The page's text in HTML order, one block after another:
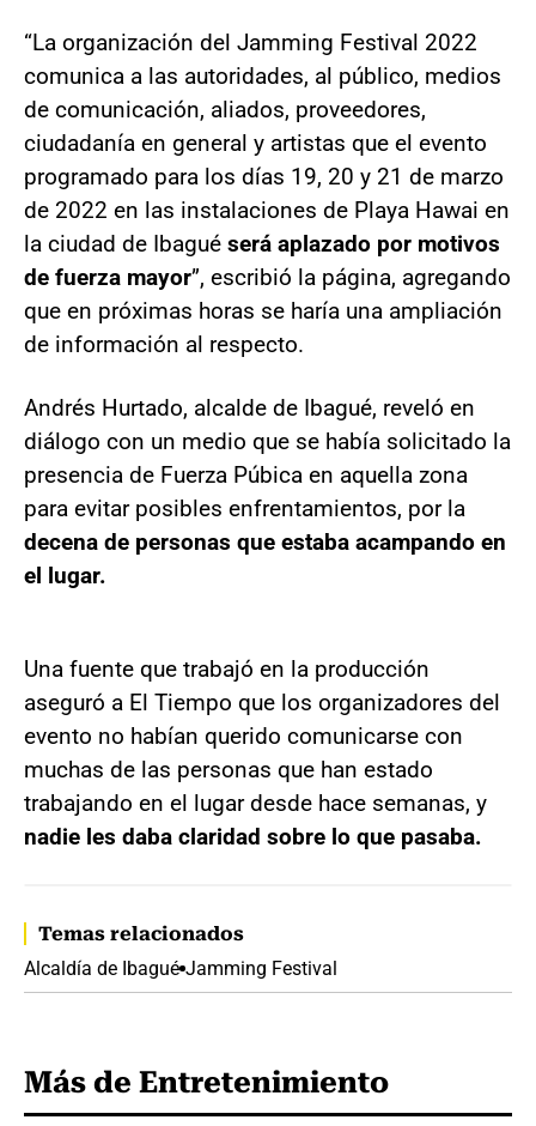
“La organización del Jamming Festival 2022
comunica a las autoridades, al público, medios
de comunicación, aliados, proveedores,
ciudadanía en general y artistas que el evento
programado para los días 19, 20 y 21 de marzo
de 2022 en las instalaciones de Playa Hawai en
la ciudad de Ibagué será aplazado por motivos
de fuerza mayor”, escribió la página, agregando
que en próximas horas se haría una ampliación
de información al respecto.
Andrés Hurtado, alcalde de Ibagué, reveló en
diálogo con un medio que se había solicitado la
presencia de Fuerza Púbica en aquella zona
para evitar posibles enfrentamientos, por la
decena de personas que estaba acampando en
el lugar.
Una fuente que trabajó en la producción
aseguró a El Tiempo que los organizadores del
evento no habían querido comunicarse con
muchas de las personas que han estado
trabajando en el lugar desde hace semanas, y
nadie les daba claridad sobre lo que pasaba.
Temas relacionados
Alcaldía de Ibagué Jamming Festival
Más de Entretenimiento